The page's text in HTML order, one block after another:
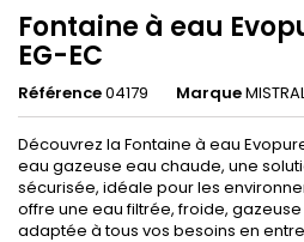
Fontaine à eau
EG-EC
Référence04179 Marque
Découvrez la Fontaine à eau
eau gazeuse eau chaude, une
sécurisée, idéale pour les
offre une eau filtrée, froide,
adaptée à tous vos besoins en